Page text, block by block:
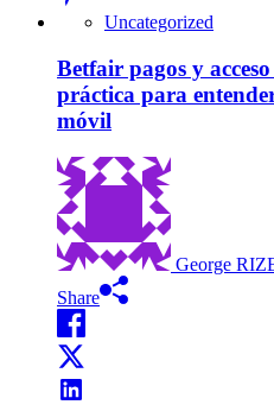
Uncategorized
Betfair pagos y
práctica para
móvil
George
Share